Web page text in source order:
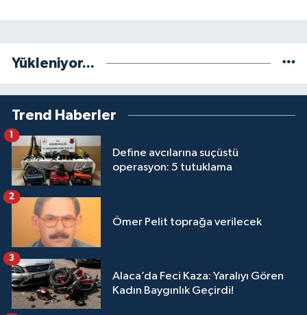
Yükleniyor...
Trend Haberler
Define avcılarına suçüstü
operasyon: 5 tutuklama
1
Ömer Pelit toprağa verilecek
2
Alaca’da Feci Kaza: Yaralıyı Gören
Kadın Baygınlık Geçirdi!
3